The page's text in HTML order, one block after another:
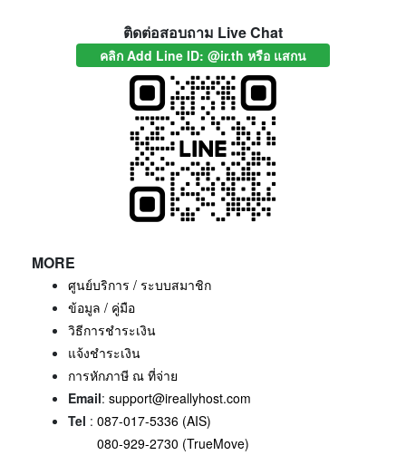
ติดต่อสอบถาม Live Chat
คลิก Add Line ID: @ir.th หรือ แสกน
MORE
ศูนย์บริการ / ระบบสมาชิก
ข้อมูล / คู่มือ
วิธีการชำระเงิน
แจ้งชำระเงิน
การหักภาษี ณ ที่จ่าย
Email: support@ireallyhost.com
Tel : 087-017-5336 (AIS)
080-929-2730 (TrueMove)